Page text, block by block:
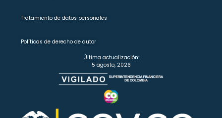
Tratamiento de datos personales
Políticas de derecho de autor
Última actualización:
5 agosto, 2026